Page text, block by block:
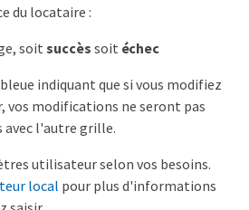
du locataire :
soit succès soit échec
indiquant que si vous modifiez
vos modifications ne seront pas
avec l'autre grille.
utilisateur selon vos besoins.
local pour plus d'informations